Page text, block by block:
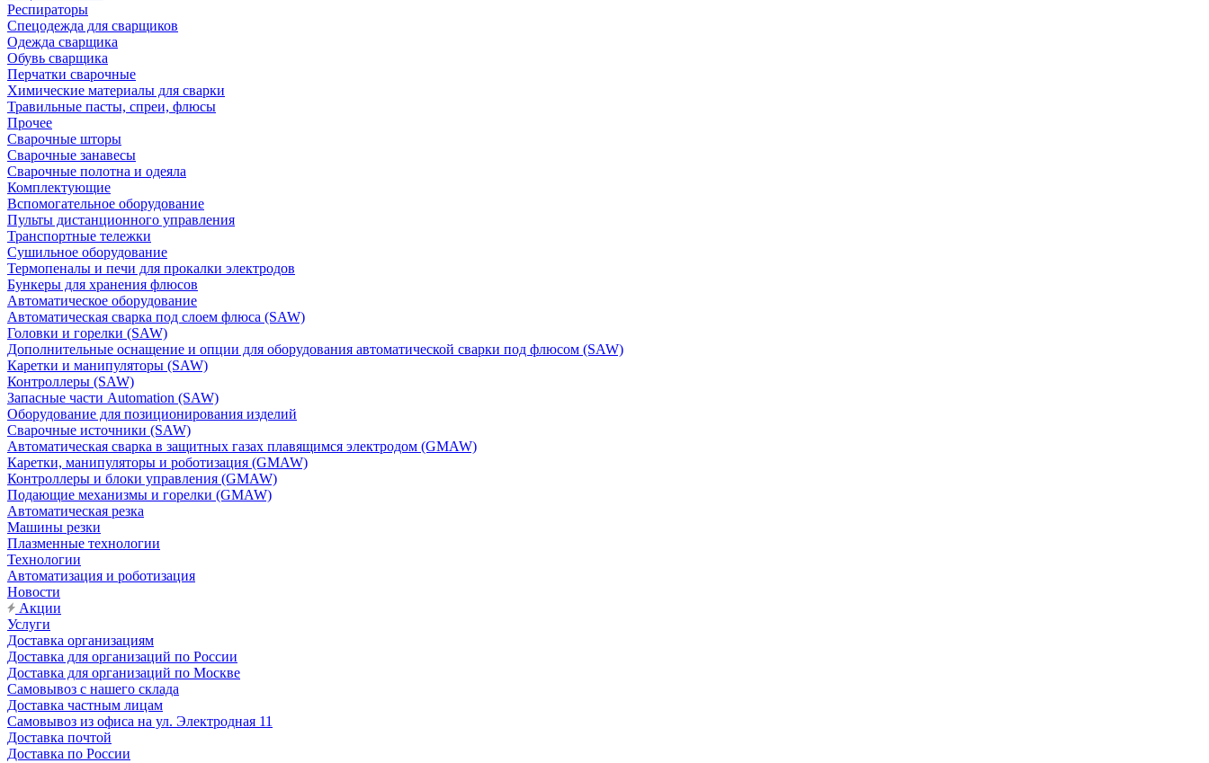
Респираторы
Спецодежда для сварщиков
Одежда сварщика
Обувь сварщика
Перчатки сварочные
Химические материалы для сварки
Травильные пасты, спреи, флюсы
Прочее
Сварочные шторы
Сварочные занавесы
Сварочные полотна и одеяла
Комплектующие
Вспомогательное оборудование
Пульты дистанционного управления
Транспортные тележки
Сушильное оборудование
Термопеналы и печи для прокалки электродов
Бункеры для хранения флюсов
Автоматическое оборудование
Автоматическая сварка под слоем флюса (SAW)
Головки и горелки (SAW)
Дополнительные оснащение и опции для оборудования автоматической сварки под флюсом (SAW)
Каретки и манипуляторы (SAW)
Контроллеры (SAW)
Запасные части Automation (SAW)
Оборудование для позиционирования изделий
Сварочные источники (SAW)
Автоматическая сварка в защитных газах плавящимся электродом (GMAW)
Каретки, манипуляторы и роботизация (GMAW)
Контроллеры и блоки управления (GMAW)
Подающие механизмы и горелки (GMAW)
Автоматическая резка
Машины резки
Плазменные технологии
Технологии
Автоматизация и роботизация
Новости
Акции
Услуги
Доставка организациям
Доставка для организаций по России
Доставка для организаций по Москве
Самовывоз с нашего склада
Доставка частным лицам
Самовывоз из офиса на ул. Электродная 11
Доставка почтой
Доставка по России